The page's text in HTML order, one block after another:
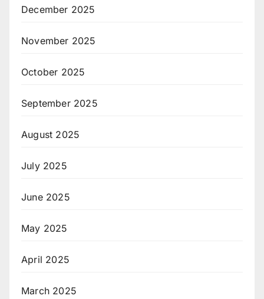
December 2025
November 2025
October 2025
September 2025
August 2025
July 2025
June 2025
May 2025
April 2025
March 2025